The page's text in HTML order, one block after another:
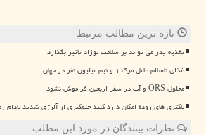
تازه ترین مطالب مرتبط
تغذیه پدر می تواند بر سلامت نوزاد تأثیر بگذارد
غذای ناسالم عامل مرگ ۱ و نیم میلیون نفر در جهان
محلول ORS و آب در سفر اربعین فراموش نشود
باکتری های روده امکان دارد کلید جلوگیری از آلرژی شدید بادام
نظرات بینندگان در مورد این مطلب